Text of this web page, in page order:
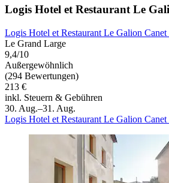
Logis Hotel et Restaurant Le
Logis Hotel et Restaurant Le Galion Canet
Le Grand Large
9,4/10
Außergewöhnlich
(294 Bewertungen)
213 €
inkl. Steuern & Gebühren
30. Aug.–31. Aug.
Logis Hotel et Restaurant Le Galion Canet